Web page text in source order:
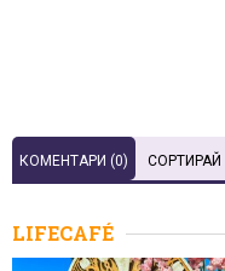
КОМЕНТАРИ (0) СОРТИРАЙ
LIFECAFÉ